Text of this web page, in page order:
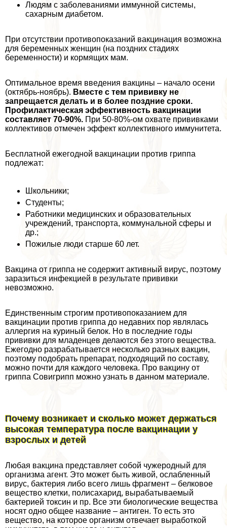
Людям с заболеваниями иммунной системы,
сахарным диабетом.
При отсутствии противопоказаний вакцинация возможна
для беременных женщин (на поздних стадиях
беременности) и кормящих мам.
Оптимальное время введения вакцины – начало осени
(октябрь-ноябрь). Вместе с тем прививку не
запрещается делать и в более поздние сроки.
Профилактическая эффективность вакцинации
составляет 70-90%. При 50-80%-ом охвате прививками
коллективов отмечен эффект коллективного иммунитета.
Бесплатной ежегодной вакцинации против гриппа
подлежат:
Школьники;
Студенты;
Работники медицинских и образовательных
учреждений, трaнcпорта, коммунальной сферы и
др.;
Пожилые люди старше 60 лет.
Вакцина от гриппа не содержит активный вирус, поэтому
заразиться инфекцией в результате прививки
невозможно.
Единственным строгим противопоказанием для
вакцинации против гриппа до недавних пор являлась
аллергия на куриный белок. Но в последние годы
прививки для младенцев делаются без этого вещества.
Ежегодно разpaбатывается несколько разных вакцин,
поэтому подобрать препарат, подходящий по составу,
можно почти для каждого человека. Про вакцину от
гриппа Совигрипп можно узнать в данном материале.
Почему возникает и сколько может держаться
высокая температура после вакцинации у
взрослых и детей
Любая вакцина представляет собой чужеродный для
организма агент. Это может быть живой, ослабленный
вирус, бактерия либо всего лишь фрагмент – белковое
вещество клетки, полисахарид, выpaбатываемый
бактерией токсин и пр. Все эти биологические вещества
носят одно общее название – антиген. То есть это
вещество, на которое организм отвечает выработкой